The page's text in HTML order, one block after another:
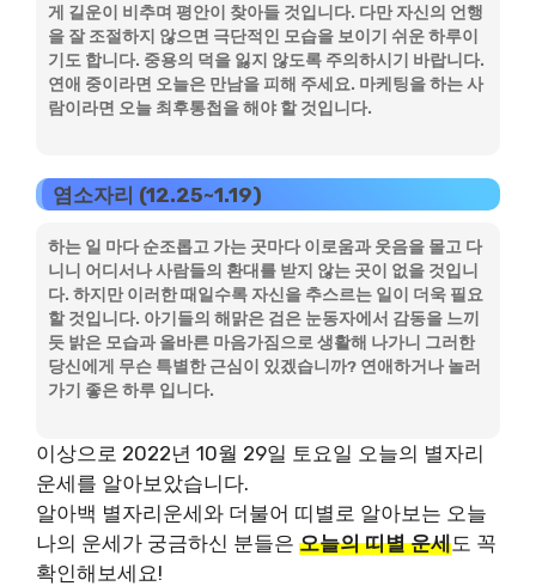
게 길운이 비추며 평안이 찾아들 것입니다. 다만 자신의 언행
을 잘 조절하지 않으면 극단적인 모습을 보이기 쉬운 하루이
기도 합니다. 중용의 덕을 잃지 않도록 주의하시기 바랍니다.
연애 중이라면 오늘은 만남을 피해 주세요. 마케팅을 하는 사
람이라면 오늘 최후통첩을 해야 할 것입니다.
염소자리 (12.25~1.19)
하는 일 마다 순조롭고 가는 곳마다 이로움과 웃음을 몰고 다
니니 어디서나 사람들의 환대를 받지 않는 곳이 없을 것입니
다. 하지만 이러한 때일수록 자신을 추스르는 일이 더욱 필요
할 것입니다. 아기들의 해맑은 검은 눈동자에서 감동을 느끼
듯 밝은 모습과 올바른 마음가짐으로 생활해 나가니 그러한
당신에게 무슨 특별한 근심이 있겠습니까? 연애하거나 놀러
가기 좋은 하루 입니다.
이상으로 2022년 10월 29일 토요일 오늘의 별자리
운세를 알아보았습니다.
알아백 별자리운세와 더불어 띠별로 알아보는 오늘
나의 운세가 궁금하신 분들은 오늘의 띠별 운세도 꼭
확인해보세요!